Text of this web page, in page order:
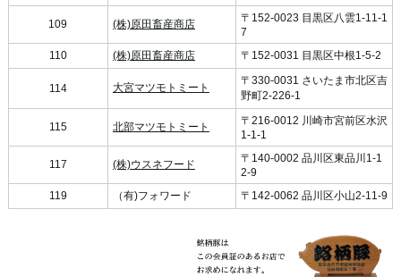
109 (株)原田畜産商店
〒152-0023 目黒区八雲1-11-1
7
110
(株)原田畜産商店 〒152-0031 目黒区中根1-5-2
114 大宮マツモトミート
〒330-0031 さいたま市北区吉
野町2-226-1
115 北部マツモトミート
〒216-0012 川崎市宮前区水沢
1-1-1
117 (株)ウスネフード
〒140-0002 品川区東品川1-1
2-9
119
（有)フォワード 〒142-0062 品川区小山2-11-9